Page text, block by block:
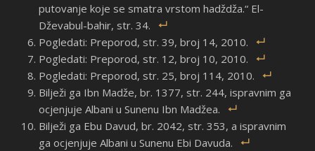
putovanje koje se smatra vrstom hadždža.“ El-
Dževabul-bahir, str. 34.
Pogledati: Preporod, str. 39, broj 14, 2010.
Pogledati: Preporod, str. 12, broj 10, 2010.
Pogledati: Preporod, str. 25, broj 114, 2010.
Bilježi ga Ibn Madže, br. 1377, str. 244, ispravnim ga
ocjenjuje Albani u Sunenu Ibn Madžea.
Bilježi ga Ebu Davud, br. 2042, str. 353, a ispravnim
ga ocjenjuje Albani u Sunenu Ebi Davuda.